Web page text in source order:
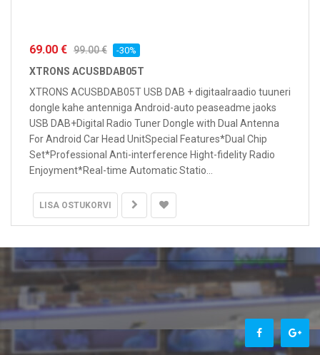
69.00 € 99.00 € -30%
XTRONS ACUSBDAB05T
XTRONS ACUSBDAB05T USB DAB + digitaalraadio tuuneri
dongle kahe antenniga Android-auto peaseadme jaoks
USB DAB+Digital Radio Tuner Dongle with Dual Antenna
For Android Car Head UnitSpecial Features*Dual Chip
Set*Professional Anti-interference Hight-fidelity Radio
Enjoyment*Real-time Automatic Statio...
LISA OSTUKORVI